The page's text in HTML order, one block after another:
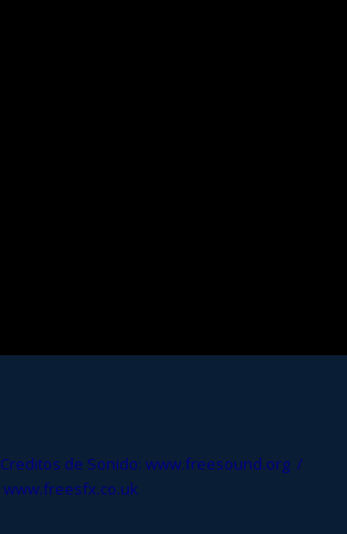
Creditos de Sonido: www.freesound.org /
www.freesfx.co.uk